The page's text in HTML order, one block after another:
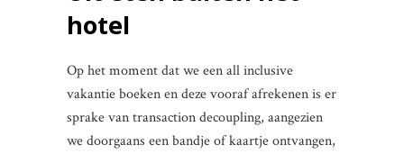
hotel
Op het moment dat we een all inclusive
vakantie boeken en deze vooraf afrekenen is er
sprake van transaction decoupling, aangezien
we doorgaans een bandje of kaartje ontvangen,